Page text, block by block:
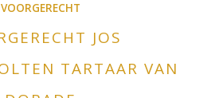
VOORGERECHT
JOS
TARTAAR VAN